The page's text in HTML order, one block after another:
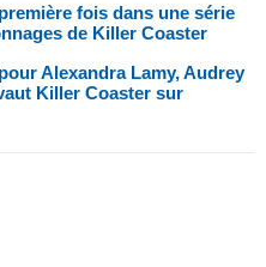
fois dans une série
de Killer Coaster
Alexandra Lamy, Audrey
Killer Coaster sur